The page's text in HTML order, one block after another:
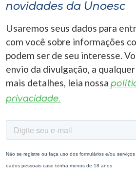
A+
novidades da Unoesc
Usaremos seus dados para
com você sobre informações
podem ser de seu interesse.
envio da divulgação, a
mais detalhes, leia nossa
privacidade.